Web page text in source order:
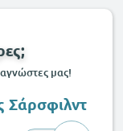
μας!
Σάρσφιλντ